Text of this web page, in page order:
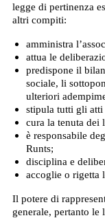
legge di pertinenza
altri compiti:
amministra
attua le
predispone il
sociale, li
ulteriori
stipula tutti gli atti
cura la tenuta dei
è responsabile
Runts;
disciplina e
accoglie o rigetta
Il potere di
generale, pertanto